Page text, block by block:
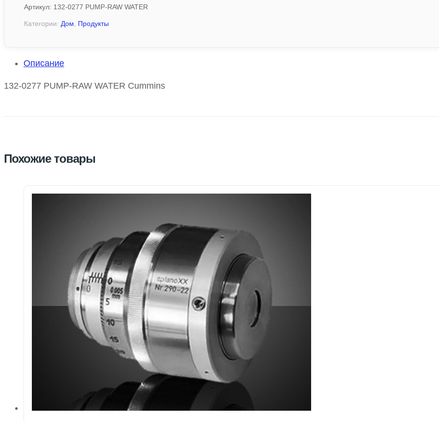
Артикул: 132-0277 PUMP-RAW WATER
Категории: Дом, Продукты
Описание
132-0277 PUMP-RAW WATER Cummins
Похожие товары